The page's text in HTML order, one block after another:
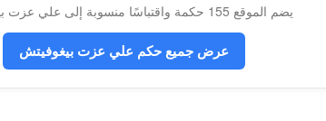
يضم الموقع 155 حكمة واقتباسًا منسوبة إلى علي عزت بيغوفيتش
عرض جميع حكم علي عزت بيغوفيتش